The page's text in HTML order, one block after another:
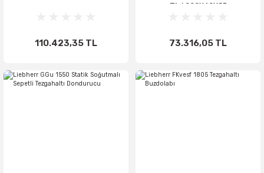
110.423,35 TL
Tipi 200X60X85
73.316,05 TL